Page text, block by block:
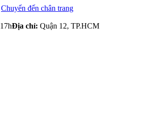
Chuyển đến chân trang
Địa chỉ: Quận 12, TP.HCM